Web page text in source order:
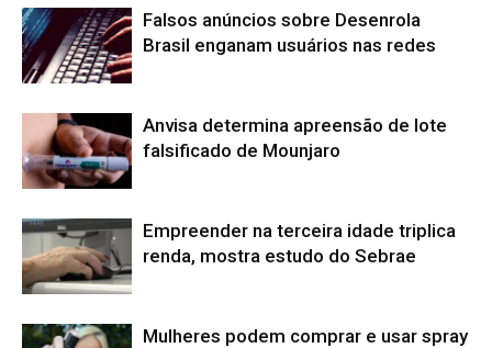
Falsos anúncios sobre Desenrola
Brasil enganam usuários nas redes
Anvisa determina apreensão de lote
falsificado de Mounjaro
Empreender na terceira idade triplica
renda, mostra estudo do Sebrae
Mulheres podem comprar e usar spray